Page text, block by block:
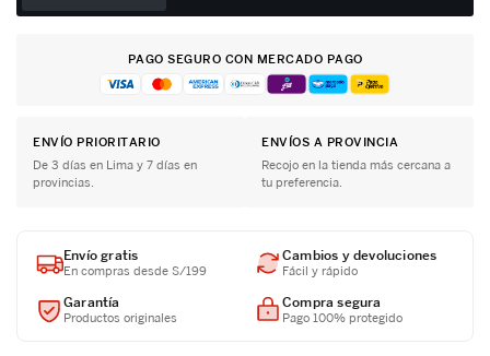
PAGO SEGURO CON MERCADO PAGO
ENVÍO PRIORITARIO
De 3 días en Lima y 7 días en
provincias.
ENVÍOS A PROVINCIA
Recojo en la tienda más cercana a
tu preferencia.
Envío gratis
En compras desde S/199
Cambios y devoluciones
Fácil y rápido
Garantía
Productos originales
Compra segura
Pago 100% protegido